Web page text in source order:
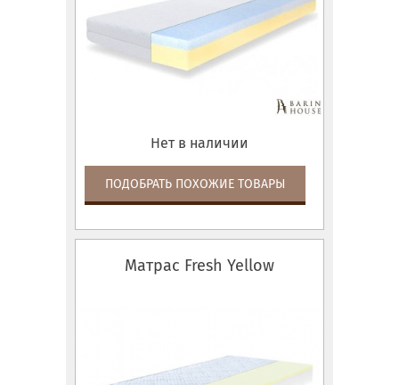
Нет в наличии
ПОДОБРАТЬ ПОХОЖИЕ ТОВАРЫ
Матрас Fresh Yellow